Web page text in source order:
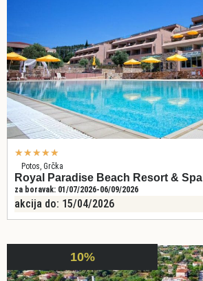
★★★★★
Potos, Grčka
Royal Paradise Beach Resort & Spa
za boravak: 01/07/2026-06/09/2026
akcija do: 15/04/2026
10%